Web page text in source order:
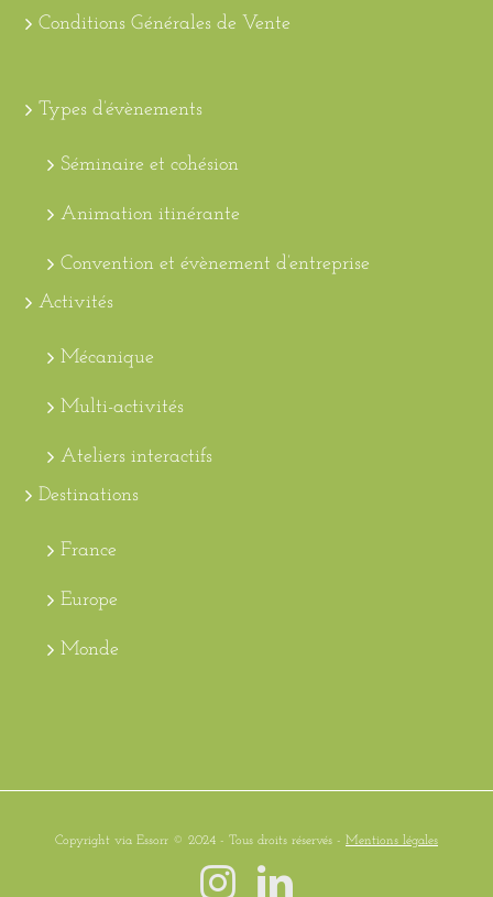
Conditions Générales de Vente
Types d’évènements
Séminaire et cohésion
Animation itinérante
Convention et évènement d’entreprise
Activités
Mécanique
Multi-activités
Ateliers interactifs
Destinations
France
Europe
Monde
Copyright via Essorr © 2024 - Tous droits réservés - Mentions légales
Instagram
LinkedIn